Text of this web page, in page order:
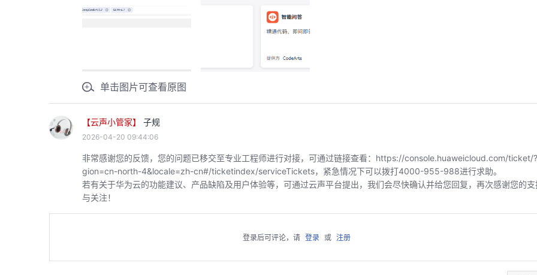
单击图片可查看原图
【云声小管家】 子规
2026-04-20 09:44:06
非常感谢您的反馈，您的问题已移交至专业工程师进行对接，可通过链接查看：https://console.huaweicloud.com/ticket/
gion=cn-north-4&locale=zh-cn#/ticketindex/serviceTickets，紧急情况下可以拨打4000-955-988进行求助。
若有关于华为云的功能建议、产品缺陷及用户体验等，可通过云声平台提出，我们会尽快确认并给您回复，再次感谢您的支
与关注！
登录后可评论，请 登录 或 注册